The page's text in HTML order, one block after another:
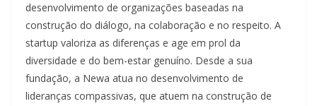
desenvolvimento de organizações baseadas na
construção do diálogo, na colaboração e no respeito. A
startup valoriza as diferenças e age em prol da
diversidade e do bem-estar genuíno. Desde a sua
fundação, a Newa atua no desenvolvimento de
lideranças compassivas, que atuem na construção de